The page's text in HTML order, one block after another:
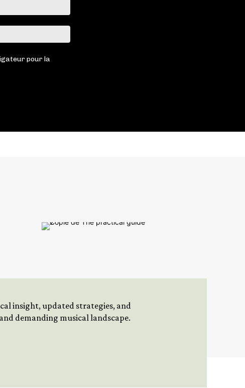
:*
:
pour la
insight, updated strategies, and
demanding musical landscape.